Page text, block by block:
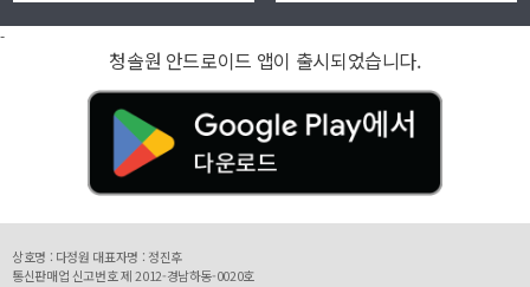
-
청솔원 안드로이드 앱이 출시되었습니다.
상호명 : 다정원 대표자명 : 정진후
통신판매업 신고번호 제 2012-경남하동-0020호